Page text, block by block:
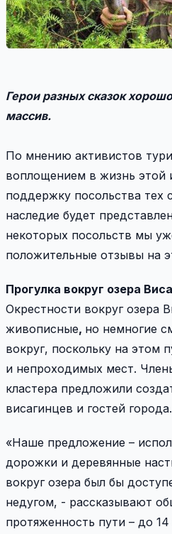
Герои разных сказок
массив.
По мнению активистов
воплощением в жизнь этой
поддержку посольства тех
наследие будет
некоторых посольств мы
положительные отзывы на
Прогулка вокруг озера
Окрестности вокруг озера
живописные, но немногие
вокруг, поскольку на этом
и непроходимых мест.
кластера предложили
висагинцев и гостей города.
«Наше предложение –
дорожки и деревянные
вокруг озера был бы
недугом, - рассказывают
протяженность пути – до